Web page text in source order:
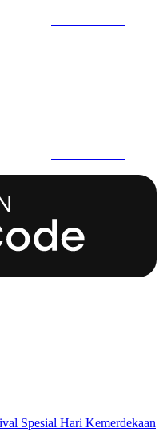
Spesial Hari Kemerdekaan